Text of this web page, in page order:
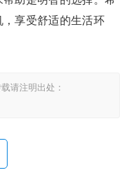
享受舒适的生活环
请注明出处：